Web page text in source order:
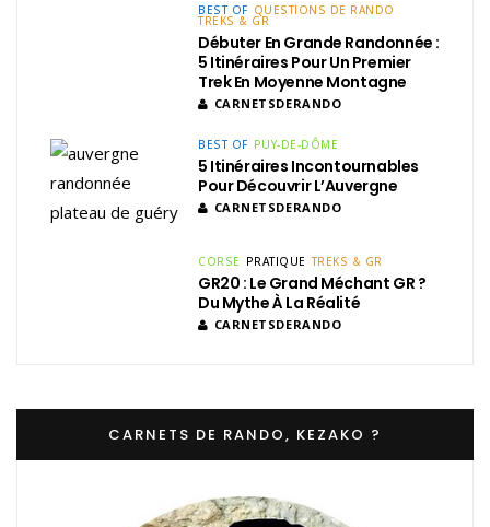
BEST OF QUESTIONS DE RANDO
TREKS & GR
Débuter En Grande Randonnée :
5 Itinéraires Pour Un Premier
Trek En Moyenne Montagne
CARNETSDERANDO
BEST OF PUY-DE-DÔME
5 Itinéraires Incontournables
Pour Découvrir L’Auvergne
CARNETSDERANDO
CORSE PRATIQUE TREKS & GR
GR20 : Le Grand Méchant GR ?
Du Mythe À La Réalité
CARNETSDERANDO
CARNETS DE RANDO, KEZAKO ?